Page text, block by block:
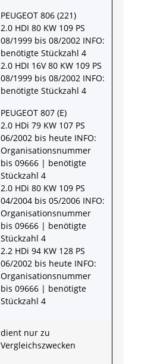
PEUGEOT 806 (221)
2.0 HDI 80 KW 109 PS
08/1999 bis 08/2002 INFO:
benötigte Stückzahl 4
2.0 HDI 16V 80 KW 109 PS
08/1999 bis 08/2002 INFO:
benötigte Stückzahl 4
PEUGEOT 807 (E)
2.0 HDi 79 KW 107 PS
06/2002 bis heute INFO:
Organisationsnummer
bis 09666 | benötigte
Stückzahl 4
2.0 HDi 80 KW 109 PS
04/2004 bis 05/2006 INFO:
Organisationsnummer
bis 09666 | benötigte
Stückzahl 4
2.2 HDi 94 KW 128 PS
06/2002 bis heute INFO:
Organisationsnummer
bis 09666 | benötigte
Stückzahl 4
dient nur zu
Vergleichszwecken